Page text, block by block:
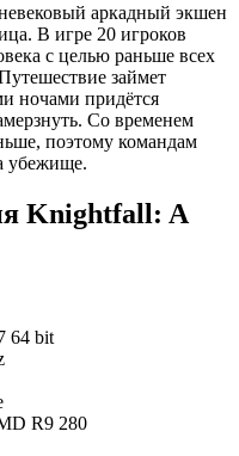
аркадный экшен
В игре 20 игроков
с целью раньше всех
займет
ночами придётся
Со временем
поэтому командам
убежище.
Knightfall: A
64 bit
R9 280